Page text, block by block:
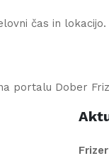
čas in
portalu Dober